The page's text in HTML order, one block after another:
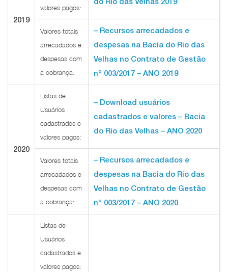
2019
valores pagos:
Valores totais
arrecadados e
despesas com
a cobrança:
– Recursos arrecadados e
despesas na Bacia do Rio das
Velhas no Contrato de Gestão
nº 003/2017 – ANO 2019
2020
Listas de
Usuários
cadastrados e
valores pagos:
– Download usuários
cadastrados e valores – Bacia
do Rio das Velhas – ANO 2020
Valores totais
arrecadados e
despesas com
a cobrança:
– Recursos arrecadados e
despesas na Bacia do Rio das
Velhas no Contrato de Gestão
nº 003/2017 – ANO 2020
Listas de
Usuários
cadastrados e
valores pagos: